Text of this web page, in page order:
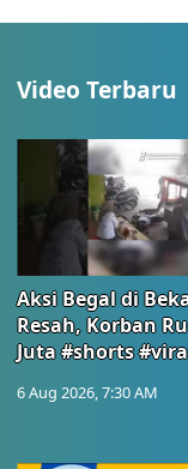
Video Terbaru
Aksi Begal di
Resah, Korban
Juta #shorts
6 Aug 2026, 7:30 AM